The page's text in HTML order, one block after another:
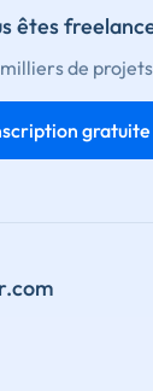
êtes
de
gratuite